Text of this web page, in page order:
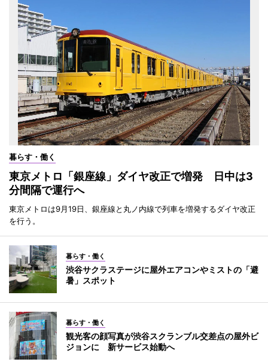
暮らす・働く
東京メトロ「銀座線」ダイヤ改正で増発 日中は3
分間隔で運行へ
東京メトロは9月19日、銀座線と丸ノ内線で列車を増発するダイヤ改正
を行う。
暮らす・働く
渋谷サクラステージに屋外エアコンやミストの「避
暑」スポット
暮らす・働く
観光客の顔写真が渋谷スクランブル交差点の屋外ビ
ジョンに 新サービス始動へ